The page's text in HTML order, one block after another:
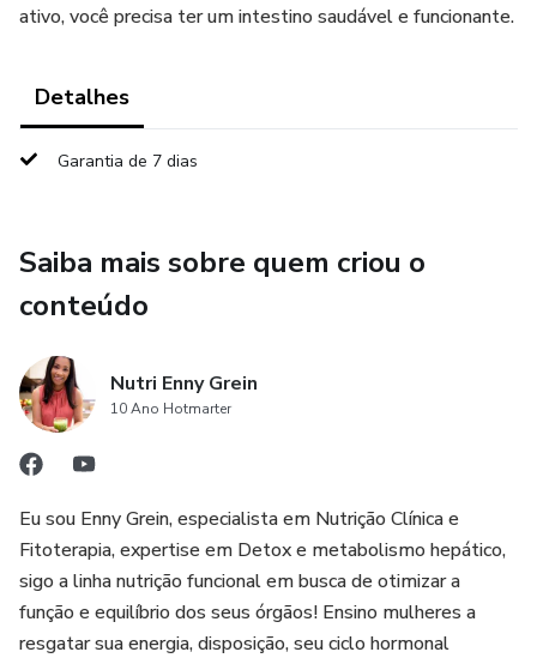
ativo, você precisa ter um intestino saudável e funcionante.
Detalhes
Garantia de 7 dias
Saiba mais sobre quem criou o
conteúdo
Nutri Enny Grein
10 Ano Hotmarter
Eu sou Enny Grein, especialista em Nutrição Clínica e
Fitoterapia, expertise em Detox e metabolismo hepático,
sigo a linha nutrição funcional em busca de otimizar a
função e equilíbrio dos seus órgãos! Ensino mulheres a
resgatar sua energia, disposição, seu ciclo hormonal